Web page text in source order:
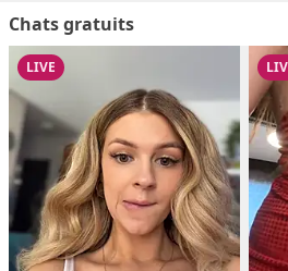
Chats gratuits